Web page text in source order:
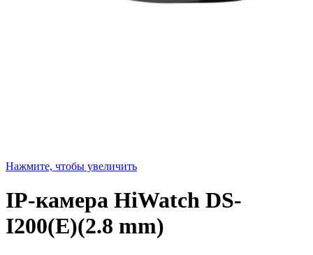
Нажмите, чтобы увеличить
IP-камера HiWatch DS-
I200(E)(2.8 mm)